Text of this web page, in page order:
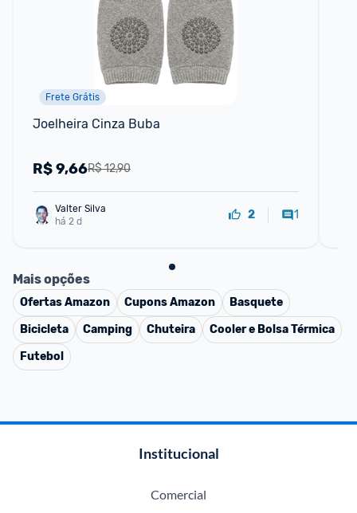
Frete Grátis
Joelheira Cinza Buba
R$ 12,90
R$9,66
Valter Silva
há 2 d
2 1
Mais opções
OfertasAmazon CuponsAmazon
Basquete
Bicicleta
Camping Chuteira
Cooler e Bolsa Térmica
Futebol
Institucional
Comercial